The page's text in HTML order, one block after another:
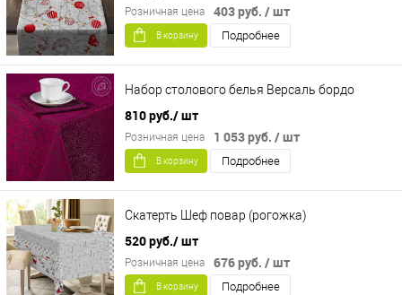
403 руб. / шт
Розничная цена
В корзину Подробнее
Набор столового белья Версаль бордо
810 руб./ шт
1 053 руб. / шт
Розничная цена
В корзину Подробнее
Скатерть Шеф повар (рогожка)
520 руб./ шт
676 руб. / шт
Розничная цена
В корзину Подробнее